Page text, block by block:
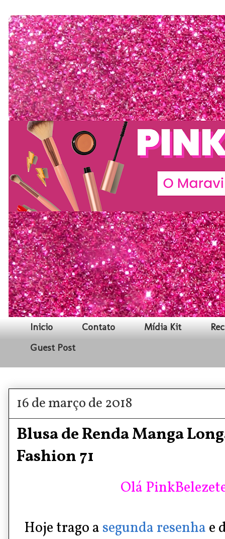
Inicio Contato Mídia Kit
Guest Post
16 de março de 2018
Blusa de Renda Manga
Fashion 71
Olá
Hoje trago asegunda resenhae